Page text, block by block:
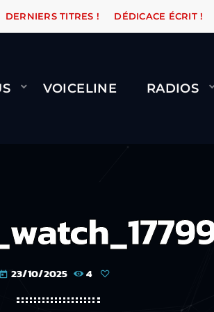
WARÉTRO ORANGE ROAD QUI
DERNIERS TITRES ! DÉDICACE ÉCRIT !
VOICELINE RADIOS
today 23/10/2025 4